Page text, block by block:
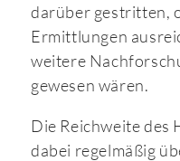
darüber gestritten,
Ermittlungen
weitere
gewesen wären.
Die Reichweite des
dabei regelmäßig